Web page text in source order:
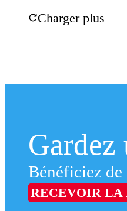
Charger plus
Gardez
Bénéficiez de
RECEVOIR LA